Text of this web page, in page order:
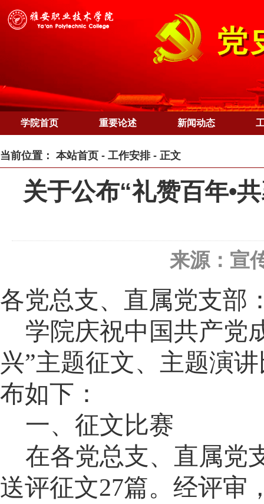
学院首页 重要论述 新闻动态
当前位置： 本站首页 - 工作安排- 正文
关于公布“礼赞百年•
来源：宣
各党总支、直属党支部
学院庆祝中国共产党
兴”主题征文、主题演
布如下：
一、征文比赛
在各党总支、直属党
送评征文27篇。经评审